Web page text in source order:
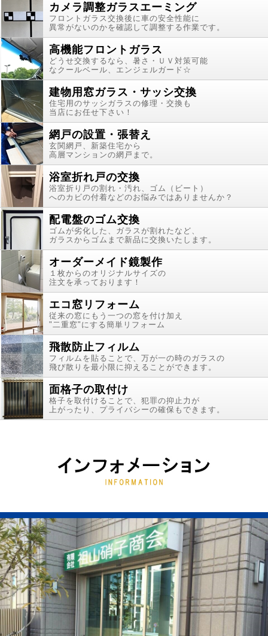
カメラ調整ガラスエーミング
フロントガラス交換後に車の安全性能に
異常がないのかを確認して調整する作業です。
高機能フロントガラス
どうせ交換するなら、暑さ・ＵＶ対策可能
なクールベール、エンジェルガード☆
建物用窓ガラス・サッシ交換
住宅用のサッシガラスの修理・交換も
当店にお任せ下さい！
網戸の設置・張替え
玄関網戸、新築住宅から
高層マンションの網戸まで。
浴室折れ戸の交換
浴室折り戸の割れ・汚れ、ゴム（ビート）
へのカビの付着などのお悩みではありませんか？
配電盤のゴム交換
ゴムが劣化した、ガラスが割れたなど、
ガラスからゴムまで新品に交換いたします。
オーダーメイド鏡製作
１枚からのオリジナルサイズの
注文を承っております！
エコ窓リフォーム
従来の窓にもう一つの窓を付け加え
"二重窓"にする簡単リフォーム
飛散防止フィルム
フィルムを貼ることで、万が一の時のガラスの
飛び散りを最小限に抑えることができます。
面格子の取付け
格子を取付けることで、犯罪の抑止力が
上がったり、プライバシーの確保もできます。